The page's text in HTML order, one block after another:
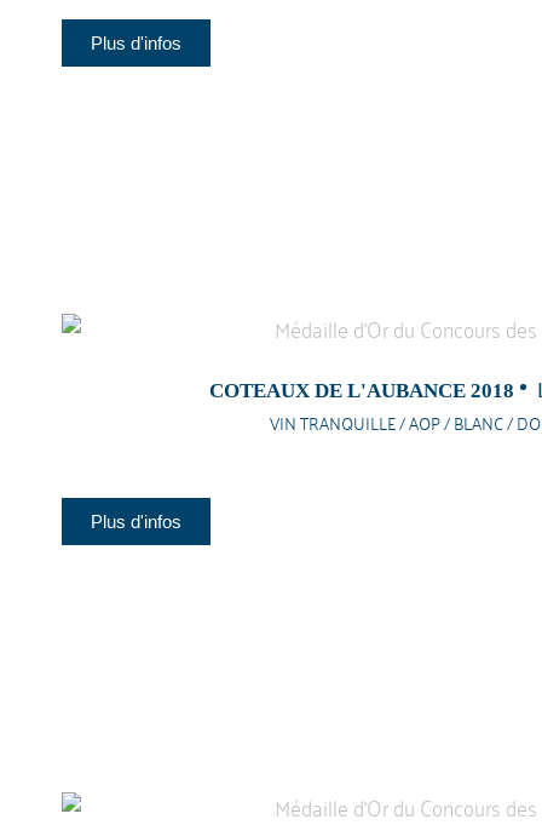
Plus d'infos
COTEAUX DE L'AUBANCE 2018
VIN TRANQUILLE / AOP / BLANC /
Plus d'infos